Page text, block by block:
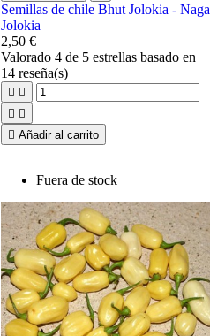
Semillas de chile Bhut Jolokia - Naga
Jolokia
2,50 €
Valorado 4de 5 estrellas basado en
14reseña(s)
 
 
 Añadir al carrito
Fuera de stock